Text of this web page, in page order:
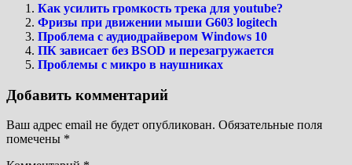
Как усилить громкость трека для youtube?
Фризы при движении мыши G603 logitech
Проблема с аудиодрайвером Windows 10
ПК зависает без BSOD и перезагружается
Проблемы с микро в наушниках
Добавить комментарий
Ваш адрес email не будет опубликован. Обязательные поля
помечены *